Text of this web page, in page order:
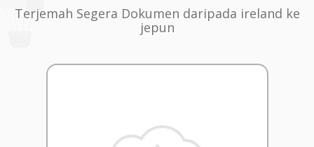
Terjemah Segera Dokumen daripada ireland ke
jepun